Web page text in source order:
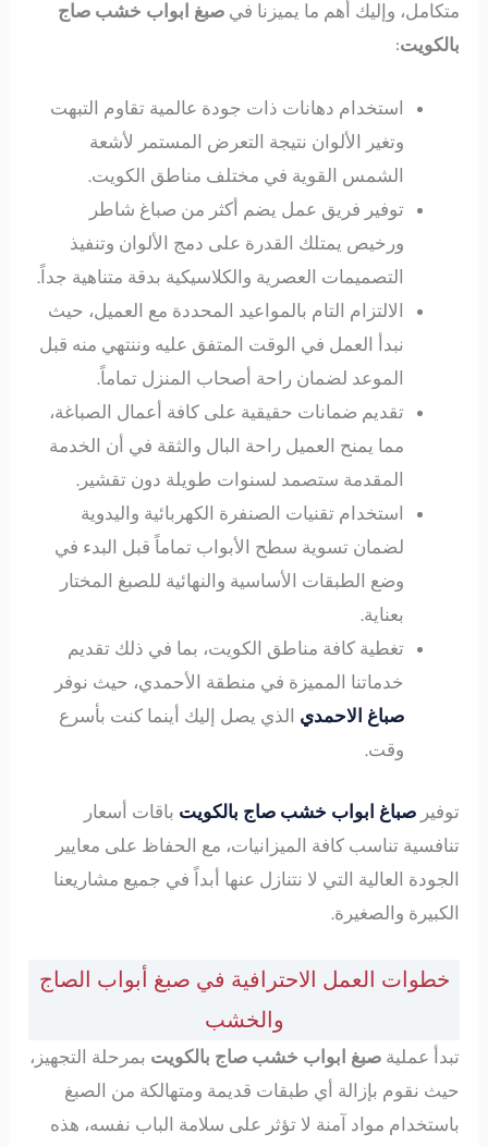
متكامل، وإليك أهم ما يميزنا فيصبغ ابواب خشب صاج
بالكويت:
استخدام دهانات ذات جودة عالمية تقاوم التبهت
وتغير الألوان نتيجة التعرض المستمر لأشعة
الشمس القوية في مختلف مناطق الكويت.
توفير فريق عمل يضم أكثر من صباغ شاطر
ورخيص يمتلك القدرة على دمج الألوان وتنفيذ
التصميمات العصرية والكلاسيكية بدقة متناهية جداً.
الالتزام التام بالمواعيد المحددة مع العميل، حيث
نبدأ العمل في الوقت المتفق عليه وننتهي منه قبل
الموعد لضمان راحة أصحاب المنزل تماماً.
تقديم ضمانات حقيقية على كافة أعمال الصباغة،
مما يمنح العميل راحة البال والثقة في أن الخدمة
المقدمة ستصمد لسنوات طويلة دون تقشير.
استخدام تقنيات الصنفرة الكهربائية واليدوية
لضمان تسوية سطح الأبواب تماماً قبل البدء في
وضع الطبقات الأساسية والنهائية للصبغ المختار
بعناية.
تغطية كافة مناطق الكويت، بما في ذلك تقديم
خدماتنا المميزة في منطقة الأحمدي، حيث نوفر
صباغ الاحمدي الذي يصل إليك أينما كنت بأسرع
وقت.
توفيرصباغ ابواب خشب صاج بالكويت باقات أسعار
تنافسية تناسب كافة الميزانيات، مع الحفاظ على معايير
الجودة العالية التي لا نتنازل عنها أبداً في جميع مشاريعنا
الكبيرة والصغيرة.
خطوات العمل الاحترافية في صبغ أبواب الصاج
والخشب
تبدأ عمليةصبغ ابواب خشب صاج بالكويت بمرحلة التجهيز،
حيث نقوم بإزالة أي طبقات قديمة ومتهالكة من الصبغ
باستخدام مواد آمنة لا تؤثر على سلامة الباب نفسه، هذه